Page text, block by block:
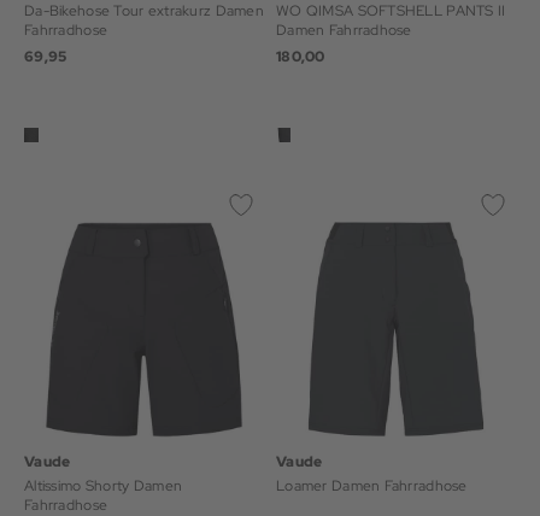
Da-Bikehose Tour extrakurz Damen
Fahrradhose
69,95
WO QIMSA SOFTSHELL PANTS II
Damen Fahrradhose
180,00
Vaude
Altissimo Shorty Damen
Fahrradhose
Vaude
Loamer Damen Fahrradhose